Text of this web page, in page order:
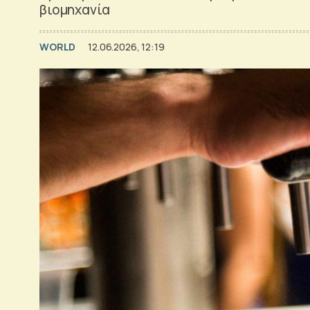
βιομηχανία
WORLD 12.06.2026, 12:19